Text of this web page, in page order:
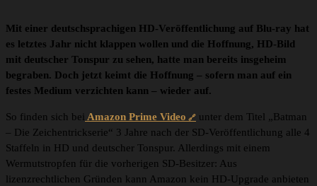
Mit einer deutschsprachigen HD-Veröffentlichung auf Blu-ray hat
es letztes Jahr nicht klappen wollen und die Hoffnung, HD-Bild
mit deutscher Tonspur zu sehen, hatte man bereits insgeheim
begraben. Doch jetzt keimt die Hoffnung – sofern man auf ein
festes Medium verzichten kann – wieder auf.
So finden sich bei Amazon Prime Video
unter dem Titel „Batman
– Die Zeichentrickserie“ 3 Jahre nach der SD-Veröffentlichung alle 4
Staffeln in HD und deutscher Tonspur. Allerdings mit einem
Wermutstropfen für die vorherigen SD-Besitzer: Aus
lizenzrechtlichen Gründen kann Amazon kein HD-Upgrade anbieten